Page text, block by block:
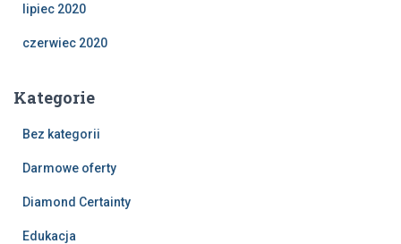
lipiec 2020
czerwiec 2020
Kategorie
Bez kategorii
Darmowe oferty
Diamond Certainty
Edukacja